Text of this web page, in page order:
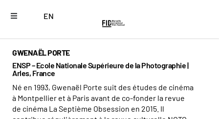
EN
GWENAËL PORTE
ENSP – Ecole Nationale Supérieure de la Photographie |
Arles, France
Né en 1993, Gwenaël Porte suit des études de cinéma
à Montpellier et à Paris avant de co-fonder la revue
de cinéma La Septième Obsession en 2015. Il